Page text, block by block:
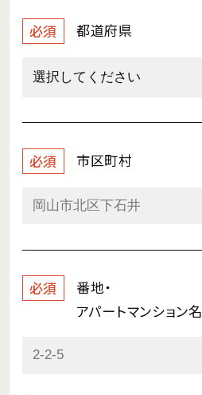
必須 都道府県
必須 市区町村
必須
番地・
アパートマンション名